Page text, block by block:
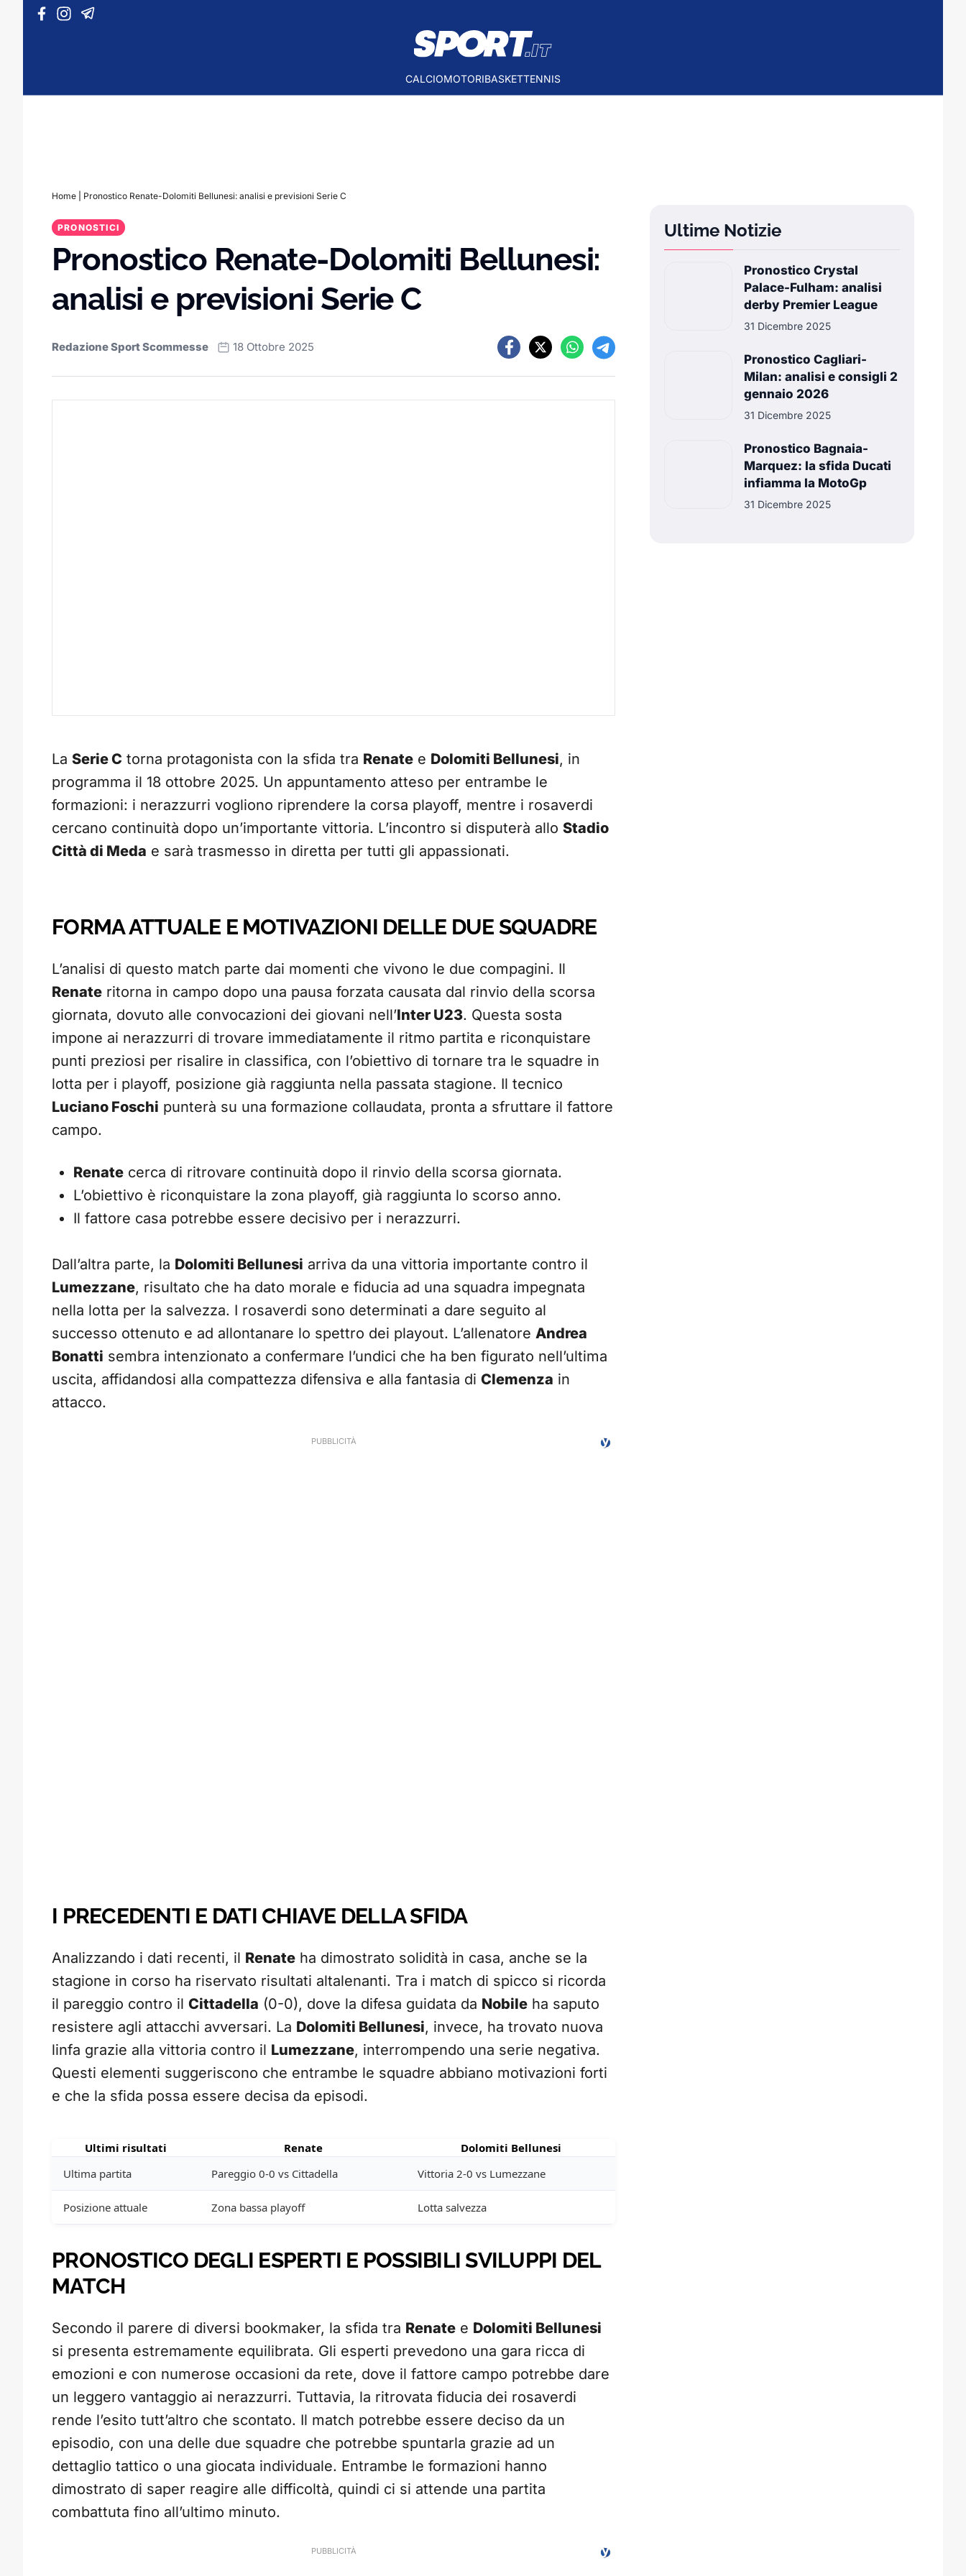
Vai al contenuto
CALCIOMOTORIBASKETTENNIS
Home Pronostico Renate-Dolomiti Bellunesi: analisi e previsioni Serie C
PRONOSTICI
Pronostico Renate-Dolomiti Bellunesi:
analisi e previsioni Serie C
Redazione Sport Scommesse 18 Ottobre 2025
La Serie C torna protagonista con la sfida tra Renate e Dolomiti Bellunesi, in
programma il 18 ottobre 2025. Un appuntamento atteso per entrambe le
formazioni: i nerazzurri vogliono riprendere la corsa playoff, mentre i rosaverdi
cercano continuità dopo un’importante vittoria. L’incontro si disputerà allo Stadio
Città di Meda e sarà trasmesso in diretta per tutti gli appassionati.
FORMA ATTUALE E MOTIVAZIONI DELLE DUE SQUADRE
L’analisi di questo match parte dai momenti che vivono le due compagini. Il
Renate ritorna in campo dopo una pausa forzata causata dal rinvio della scorsa
giornata, dovuto alle convocazioni dei giovani nell’Inter U23. Questa sosta
impone ai nerazzurri di trovare immediatamente il ritmo partita e riconquistare
punti preziosi per risalire in classifica, con l’obiettivo di tornare tra le squadre in
lotta per i playoff, posizione già raggiunta nella passata stagione. Il tecnico
Luciano Foschi punterà su una formazione collaudata, pronta a sfruttare il fattore
campo.
Renate cerca di ritrovare continuità dopo il rinvio della scorsa giornata.
L’obiettivo è riconquistare la zona playoff, già raggiunta lo scorso anno.
Il fattore casa potrebbe essere decisivo per i nerazzurri.
Dall’altra parte, la Dolomiti Bellunesi arriva da una vittoria importante contro il
Lumezzane, risultato che ha dato morale e fiducia ad una squadra impegnata
nella lotta per la salvezza. I rosaverdi sono determinati a dare seguito al
successo ottenuto e ad allontanare lo spettro dei playout. L’allenatore Andrea
Bonatti sembra intenzionato a confermare l’undici che ha ben figurato nell’ultima
uscita, affidandosi alla compattezza difensiva e alla fantasia di Clemenza in
attacco.
I PRECEDENTI E DATI CHIAVE DELLA SFIDA
Analizzando i dati recenti, il Renate ha dimostrato solidità in casa, anche se la
stagione in corso ha riservato risultati altalenanti. Tra i match di spicco si ricorda
il pareggio contro il Cittadella (0-0), dove la difesa guidata da Nobile ha saputo
resistere agli attacchi avversari. La Dolomiti Bellunesi, invece, ha trovato nuova
linfa grazie alla vittoria contro il Lumezzane, interrompendo una serie negativa.
Questi elementi suggeriscono che entrambe le squadre abbiano motivazioni forti
e che la sfida possa essere decisa da episodi.
Ultimi risultati Renate
Dolomiti Bellunesi
Ultima partita
Pareggio 0-0 vs Cittadella Vittoria 2-0 vs Lumezzane
Posizione attuale Zona bassa playoff Lotta salvezza
PRONOSTICO DEGLI ESPERTI E POSSIBILI SVILUPPI DEL
MATCH
Secondo il parere di diversi bookmaker, la sfida tra Renate e Dolomiti Bellunesi
si presenta estremamente equilibrata. Gli esperti prevedono una gara ricca di
emozioni e con numerose occasioni da rete, dove il fattore campo potrebbe dare
un leggero vantaggio ai nerazzurri. Tuttavia, la ritrovata fiducia dei rosaverdi
rende l’esito tutt’altro che scontato. Il match potrebbe essere deciso da un
episodio, con una delle due squadre che potrebbe spuntarla grazie ad un
dettaglio tattico o una giocata individuale. Entrambe le formazioni hanno
dimostrato di saper reagire alle difficoltà, quindi ci si attende una partita
combattuta fino all’ultimo minuto.
Ultime Notizie
Pronostico Crystal
Palace-Fulham: analisi
derby Premier League
31 Dicembre 2025
Pronostico Cagliari-
Milan: analisi e consigli 2
gennaio 2026
31 Dicembre 2025
Pronostico Bagnaia-
Marquez: la sfida Ducati
infiamma la MotoGp
31 Dicembre 2025